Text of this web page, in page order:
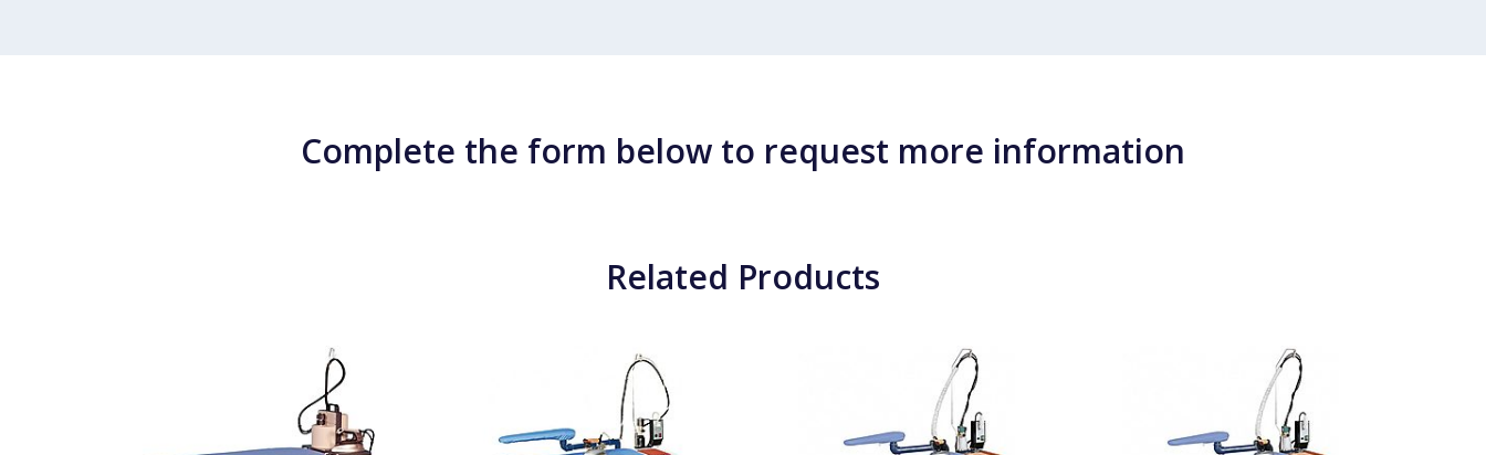
Complete the form below to request more information
Related Products